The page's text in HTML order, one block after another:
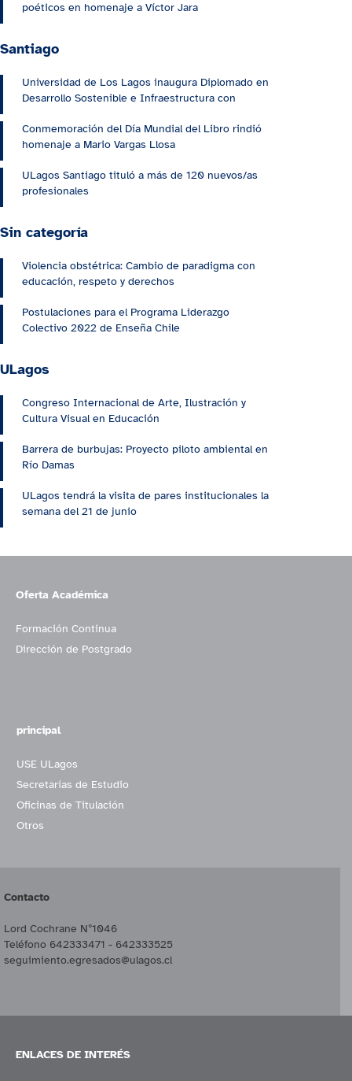
poéticos en homenaje a Víctor Jara
Santiago
Universidad de Los Lagos inaugura Diplomado en
Desarrollo Sostenible e Infraestructura con
Conmemoración del Día Mundial del Libro rindió
homenaje a Mario Vargas Llosa
ULagos Santiago tituló a más de 120 nuevos/as
profesionales
Sin categoría
Violencia obstétrica: Cambio de paradigma con
educación, respeto y derechos
Postulaciones para el Programa Liderazgo
Colectivo 2022 de Enseña Chile
ULagos
Congreso Internacional de Arte, Ilustración y
Cultura Visual en Educación
Barrera de burbujas: Proyecto piloto ambiental en
Río Damas
ULagos tendrá la visita de pares institucionales la
semana del 21 de junio
Oferta Académica
Formación Continua
Dirección de Postgrado
principal
USE ULagos
Secretarías de Estudio
Oficinas de Titulación
Otros
Contacto
Lord Cochrane Nº1046
Teléfono 642333471 - 642333525
seguimiento.egresados@ulagos.cl
ENLACES DE INTERÉS